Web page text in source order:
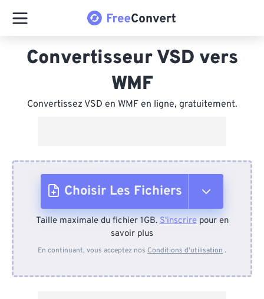
Convertisseur VSD vers
WMF
Convertissez VSD en WMF en ligne, gratuitement.
Choisir Les Fichiers
Depuis l'appareil
Taille maximale du fichier 1GB.S'inscrirepour en
savoir plus
En continuant, vous acceptez nos Conditions d'utilisation .